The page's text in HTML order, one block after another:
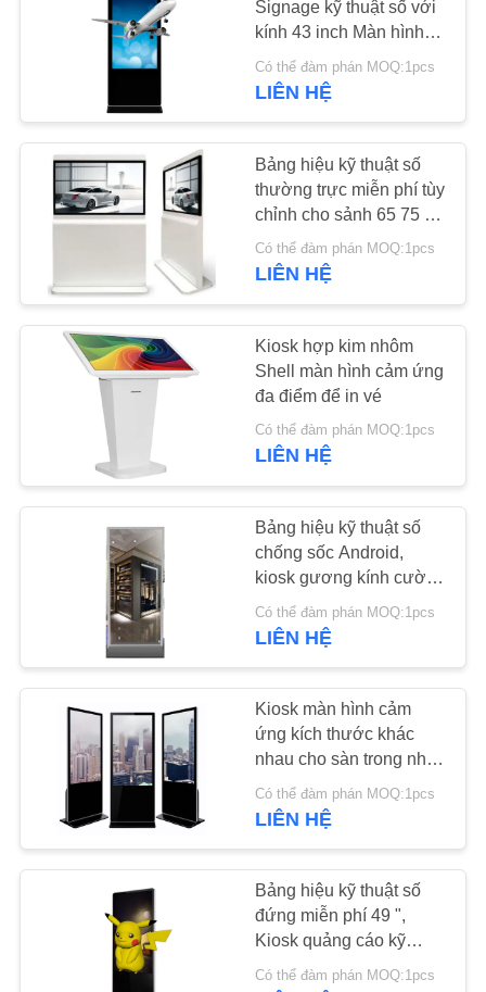
YÊU
CẦU
GIÁ
TRANG
PRIVACY
POLICY
Bảng hiệu kỹ thuật
số gắn trên tường
Kiosk màn hình cảm
ứng LCD
20
Màn hình LCD trong
suốt
Tường video LCD
16
Signage kỹ thuật số với
kính 43 inch Màn hình
3D miễn phí
Có thể đàm phán MOQ:1pcs
LIÊN HỆ
Bảng hiệu kỹ thuật số
thường trực miễn phí tùy
chỉnh cho sảnh 65 75 84
Inch Chống bụi
Có thể đàm phán MOQ:1pcs
LIÊN HỆ
Kiosk hợp kim nhôm
Shell màn hình cảm ứng
đa điểm để in vé
Có thể đàm phán MOQ:1pcs
LIÊN HỆ
Bảng hiệu kỹ thuật số
chống sốc Android,
kiosk gương kính cường
lực trong suốt cao
Có thể đàm phán MOQ:1pcs
LIÊN HỆ
Kiosk màn hình cảm
ứng kích thước khác
nhau cho sàn trong nhà
Loại đứng 43 inch
Có thể đàm phán MOQ:1pcs
LIÊN HỆ
Bảng hiệu kỹ thuật số
đứng miễn phí 49 ",
Kiosk quảng cáo kỹ
thuật số 3D Độ phân giải
Có thể đàm phán MOQ:1pcs